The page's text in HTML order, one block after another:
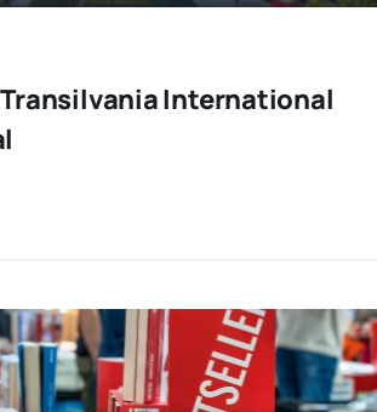
International